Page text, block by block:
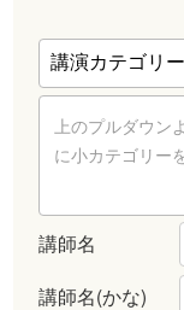
上のプルダウン
に小カテゴリー
講師名
講師名(かな)